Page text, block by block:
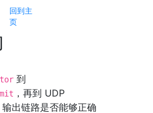
回到主
页
到
，再到 UDP
出链路是否能够正确